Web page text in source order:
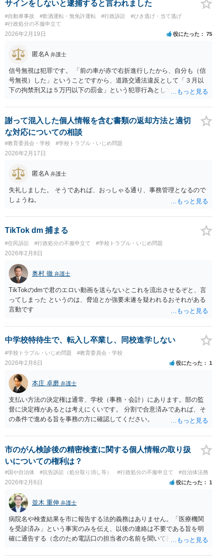
サインをしないと逮捕すると言われました
#自動車事故 #飲酒運転・無免許運転 #行政訴訟
#ひき逃げ・当て逃げ
#行政処分の不服申立て
2026年2月19日 役にたった 75
匿名A 弁護士
信号無視は犯罪です。 「前の車が赤で右折進行したから、自分も（信
号無視）した」ということですから、道路交通法違反として「３月以
下の拘禁刑又は５万円以下の罰金」という犯罪行為として処罰される
ようとしまいと現行犯逮捕できるわけです。 そこを、「サインをしな
いと逮捕する」というのは、「現行犯逮捕して刑事処分（罰金でも前
科になる）にできるが、認めてサインすれば反則処理（何千円程度の
反則金があっても前科にならない）ですませてあげる」という意味で
す。 あなたはこの警察官を非難するのではなく、感謝すべきというこ
とです。 警察官の「こんな事を言うのだったら免許証返した方がい
い」との発言ですが、実際「前の車が赤で右折進行したから、自分も
（信号無視）した」というあなたと同じ考えの人が運転をしている公
道は、きちんと交通ルールを守っている人や歩行者らにとってとても
危険なものであり怖いので、そのような人には是非とも運転免許を返
納してほしいと思うのが社会の大勢です。 実際「交通違反を繰り返せ
ば免許停止や取消（強制返納）になる」のはそういうことです。 たま
たま（あなたにとって）いい警察官にあたったことをきっかけに、む
しろ今回を苦い薬（良い教訓）として反省し、次回から「前の車は赤
で右折進行したけど、自分は右折進行を思いとどまった」と交通ルー
ルを遵守するドライバーになってほしいと期待しています。
謝って混入した個人情報を含む書類の返却方法と適切
な対応についての相談
#教育委員会・学校 #学校トラブル・いじめ問題
2026年2月17日
匿名A 弁護士
失礼しました。 そうであれば、おっしゃる通り、事務管理となるので
しょうね。
TikTok dm 捕まる
#住民訴訟 #行政処分の不服申立て #学校トラブル・いじめ問題
2026年2月8日
奥村 徹 弁護士
TikTokのdmで君のエロい動画を送らないとこれを流出させるぞと、言
ってしまった というのは、脅迫とか強要未遂を疑われるおそれがある
言動です
中学校特待生で、転入し卒業し、同校進学しない
#学校トラブル・いじめ問題 #教育委員会・学校
2026年2月6日 役にたった 1
本庄 卓磨 弁護士
支払い方法の決定権は通常、学校（事務・会計）にあります。部の監
督に決定権があるとは考えにくいです。 分割で合意済みであれば、そ
の条件で進める旨を事務の方に確認してください。
市のがん検診後の精密検査に関する個人情報の取り扱
いについての権利は？
#国や自治体 #抗告訴訟（処分取り消し等） #行政処分の不服申立て #自治体法務
2026年2月6日 役にたった 1
並木 重伸 弁護士
病院名や検査結果を市に報告する法的義務はありません。「医療機関
を受診済み」という事実のみを伝え、以後の連絡は不要である旨を明
確に通告する（念のため電話口の担当者の名前を聞いて控えておく）